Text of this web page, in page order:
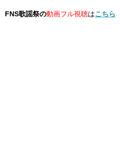
FNS歌謡祭の動画フル視聴はこちら